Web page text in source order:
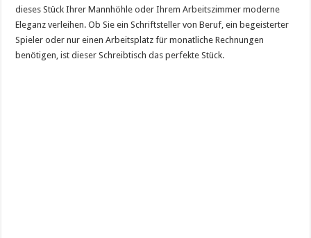
dieses Stück Ihrer Mannhöhle oder Ihrem Arbeitszimmer moderne
Eleganz verleihen. Ob Sie ein Schriftsteller von Beruf, ein begeisterter
Spieler oder nur einen Arbeitsplatz für monatliche Rechnungen
benötigen, ist dieser Schreibtisch das perfekte Stück.